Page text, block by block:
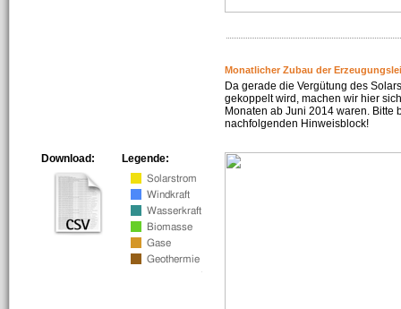
Monatlicher Zubau der
Da gerade die Vergütung des
gekoppelt wird, machen wir hier
Monaten ab Juni 2014 waren. Bitte
nachfolgenden Hinweisblock!
Legende:
Download: